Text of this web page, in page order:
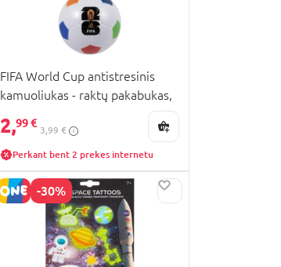
FIFA World Cup antistresinis
kamuoliukas - raktų pakabukas,
2,99 €
3,99 €
Perkant bent 2 prekes internetu
-30%